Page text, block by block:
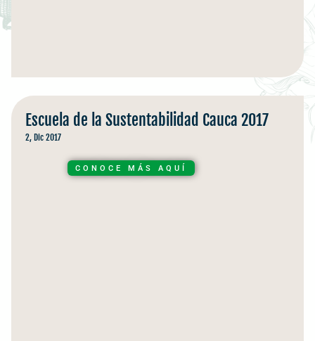
Escuela de la Sustentabilidad Cauca 2017
2, Dic 2017
CONOCE MÁS AQUÍ